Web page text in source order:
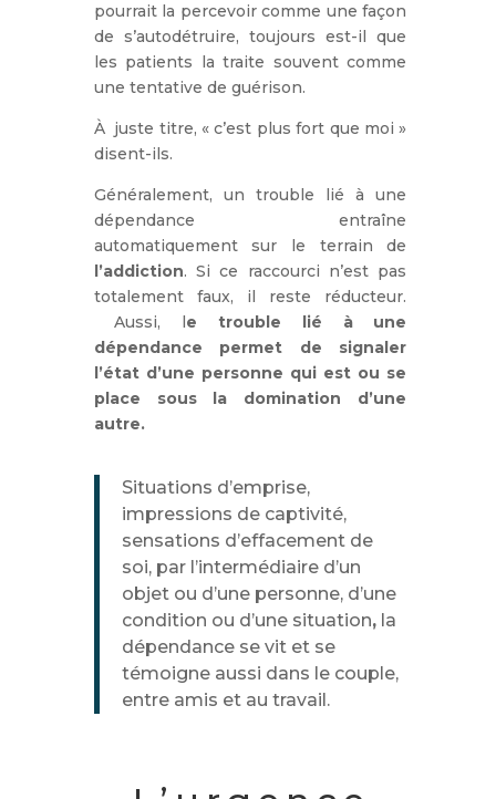
pourrait la percevoir comme une façon
de s’autodétruire, toujours est-il que
les patients la traite souvent comme
une tentative de guérison.
À juste titre, « c’est plus fort que moi »
disent-ils.
Généralement, un trouble lié à une
dépendance entraîne
automatiquement sur le terrain de
l’addiction. Si ce raccourci n’est pas
totalement faux, il reste réducteur.
Aussi, l e trouble lié à une
dépendance permet de signaler
l’état d’une personne qui est ou se
place sous la domination d’une
autre.
Situations d’emprise,
impressions de captivité,
sensations d’effacement de
soi, par l’intermédiaire d’un
objet ou d’une personne, d’une
condition ou d’une situation,la
dépendance se vit et se
témoigne aussi dans le couple,
entre amis et au travail.